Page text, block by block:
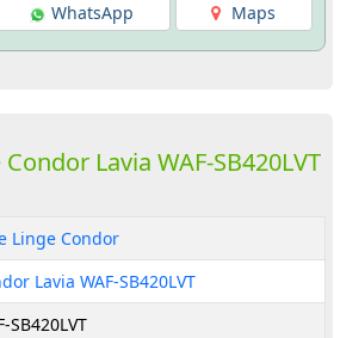
WhatsApp Maps
Lavia WAF-SB420LVT
Linge Condor
Lavia WAF-SB420LVT
SB420LVT